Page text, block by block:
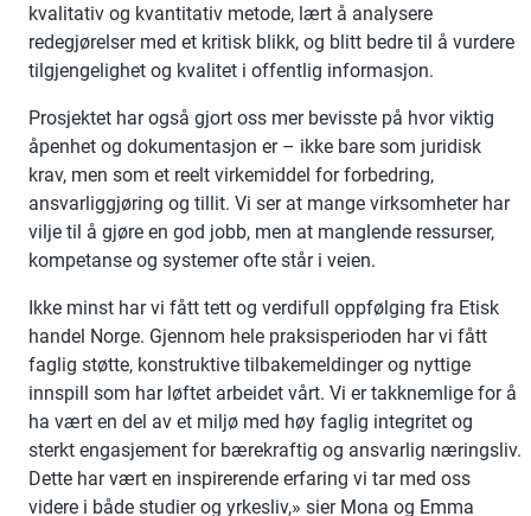
kvalitativ og kvantitativ metode, lært å analysere
redegjørelser med et kritisk blikk, og blitt bedre til å vurdere
tilgjengelighet og kvalitet i offentlig informasjon.
Prosjektet har også gjort oss mer bevisste på hvor viktig
åpenhet og dokumentasjon er – ikke bare som juridisk
krav, men som et reelt virkemiddel for forbedring,
ansvarliggjøring og tillit. Vi ser at mange virksomheter har
vilje til å gjøre en god jobb, men at manglende ressurser,
kompetanse og systemer ofte står i veien.
Ikke minst har vi fått tett og verdifull oppfølging fra Etisk
handel Norge. Gjennom hele praksisperioden har vi fått
faglig støtte, konstruktive tilbakemeldinger og nyttige
innspill som har løftet arbeidet vårt. Vi er takknemlige for å
ha vært en del av et miljø med høy faglig integritet og
sterkt engasjement for bærekraftig og ansvarlig næringsliv.
Dette har vært en inspirerende erfaring vi tar med oss
videre i både studier og yrkesliv,» sier Mona og Emma